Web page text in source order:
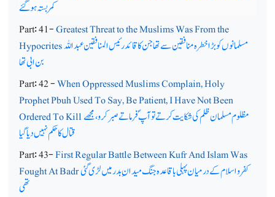
کمربستہ ہوگئے
Part: 41-Greatest Threat to the Muslims Was From the
Hypocritesمسلمانوں کو بڑا خطرہ منافقین سے تھا جن کا قائد رئیس المنافقین عبداللہ
بن ابی تھا
Part: 42 -When Oppressed Muslims Complain, Holy
Prophet Pbuh Used To Say, Be Patient, I Have Not Been
Ordered To Killمظلوم مسلمان ظلم کی شکایت کرتے توآپ ؐ فرماتے صبرکرو،مجھے
قتال کا حکم نہیں دیا گیا
Part: 43-First Regular Battle Between Kufr And Islam Was
Fought At Badrکفر و اسلام کے درمیان پہلی باقاعدہ جنگ میدان ِ بدر میں لڑی گئی
تھی